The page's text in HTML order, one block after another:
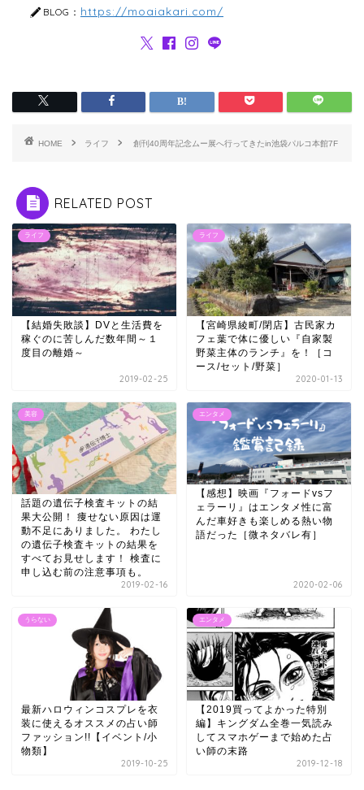
BLOG： https://moaiakari.com/
HOME ライフ 創刊40周年記念ムー展へ行ってきたin池袋パルコ本館7F
RELATED POST
ライフ
【結婚失敗談】DVと生活費を
稼ぐのに苦しんだ数年間～１
度目の離婚～
2019-02-25
ライフ
【宮崎県綾町/閉店】古民家カ
フェ葉で体に優しい『自家製
野菜主体のランチ』を！［コ
ース/セット/野菜］
2020-01-13
美容
話題の遺伝子検査キットの結
果大公開！ 痩せない原因は運
動不足にありました。 わたし
の遺伝子検査キットの結果を
すべてお見せします！ 検査に
申し込む前の注意事項も。
2019-02-16
エンタメ
【感想】映画『フォードvsフ
ェラーリ』はエンタメ性に富
んだ車好きも楽しめる熱い物
語だった［微ネタバレ有］
2020-02-06
うらない
最新ハロウィンコスプレを衣
装に使えるオススメの占い師
ファッション!!【イベント/小
物類】
2019-10-25
エンタメ
【2019買ってよかった特別
編】キングダム全巻一気読み
してスマホゲーまで始めた占
い師の末路
2019-12-18